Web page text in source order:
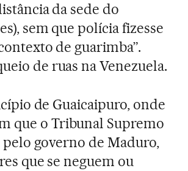
da sede do
sem que polícia fizesse
de guarimba”.
de ruas na Venezuela.
de Guaicaipuro, onde
que o Tribunal Supremo
pelo governo de Maduro,
que se neguem ou